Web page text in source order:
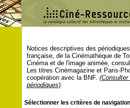
Notices descriptives des
française, de la Cinémathèque de
Cinéma et de l'image animée,
Les titres Cinémagazine et Paris-
coopération avec la BNF.
périodiques)
Sélectionner les critères de